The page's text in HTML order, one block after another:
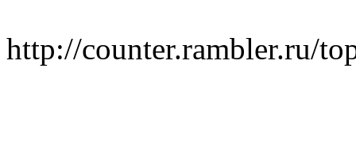
http://counter.rambler.ru/